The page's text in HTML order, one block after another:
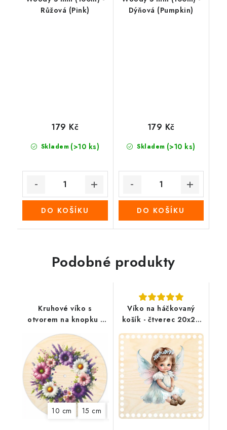
Růžová (Pink)
Skladem (>10 ks)
179 Kč
DO KOŠÍKU
Dýňová (Pumpkin)
Skladem (>10 ks)
179 Kč
DO KOŠÍKU
Podobné produkty
Kruhové víko s
otvorem na knopku -
10 cm 15 cm 18 cm 25 cm
Víko na háčkovaný
košík - čtverec 20x20
cm, Andílek